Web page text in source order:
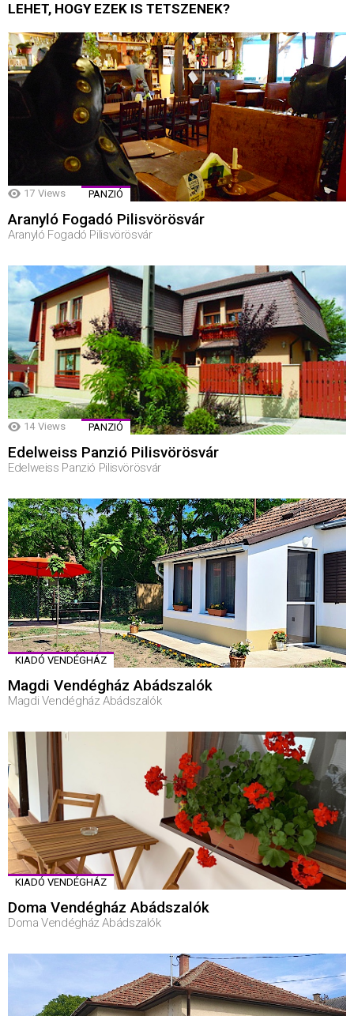
LEHET, HOGY EZEK IS TETSZENEK?
17 Views PANZIÓ
Aranyló Fogadó Pilisvörösvár
Aranyló Fogadó Pilisvörösvár
14 Views PANZIÓ
Edelweiss Panzió Pilisvörösvár
Edelweiss Panzió Pilisvörösvár
KIADÓ VENDÉGHÁZ
Magdi Vendégház Abádszalók
Magdi Vendégház Abádszalók
KIADÓ VENDÉGHÁZ
Doma Vendégház Abádszalók
Doma Vendégház Abádszalók